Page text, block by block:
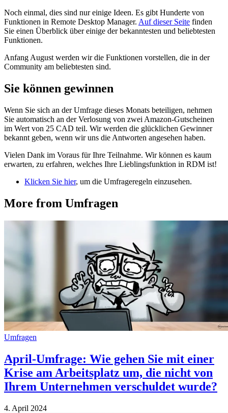
Noch einmal, dies sind nur einige Ideen. Es gibt Hunderte von
Funktionen in Remote Desktop Manager. Auf dieser Seite finden
Sie einen Überblick über einige der bekanntesten und beliebtesten
Funktionen.
Anfang August werden wir die Funktionen vorstellen, die in der
Community am beliebtesten sind.
Sie können gewinnen
Wenn Sie sich an der Umfrage dieses Monats beteiligen, nehmen
Sie automatisch an der Verlosung von zwei Amazon-Gutscheinen
im Wert von 25 CAD teil. Wir werden die glücklichen Gewinner
bekannt geben, wenn wir uns die Antworten angesehen haben.
Vielen Dank im Voraus für Ihre Teilnahme. Wir können es kaum
erwarten, zu erfahren, welches Ihre Lieblingsfunktion in RDM ist!
Klicken Sie hier, um die Umfrageregeln einzusehen.
More from Umfragen
Umfragen
April-Umfrage: Wie gehen Sie mit einer
Krise am Arbeitsplatz um, die nicht von
Ihrem Unternehmen verschuldet wurde?
4. April 2024